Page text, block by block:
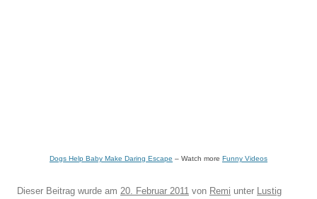
Dogs Help Baby Make Daring Escape – Watch more Funny Videos
Dieser Beitrag wurde am 20. Februar 2011 von Remi unter Lustig